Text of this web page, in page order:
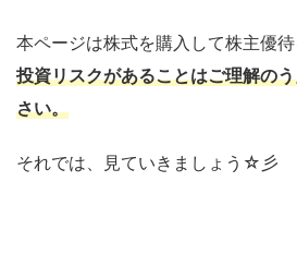
本ページは株式を購入して株主優待
投資リスクがあることはご理解の
さい。
それでは、見ていきましょう☆彡